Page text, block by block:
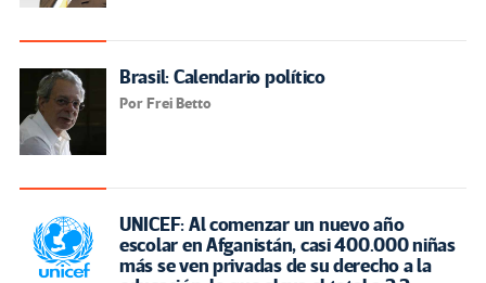
Brasil: Calendario político
Por Frei Betto
UNICEF: Al comenzar un nuevo año
escolar en Afganistán, casi 400.000 niñas
más se ven privadas de su derecho a la